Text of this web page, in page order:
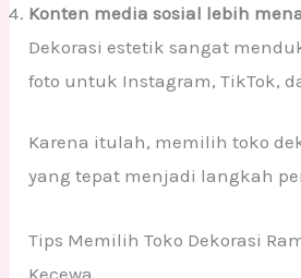
Konten media sosial lebih
Dekorasi estetik sangat
foto untuk Instagram, TikTok,
Karena itulah, memilih toko
yang tepat menjadi langkah
Tips Memilih Toko Dekorasi
Kecewa